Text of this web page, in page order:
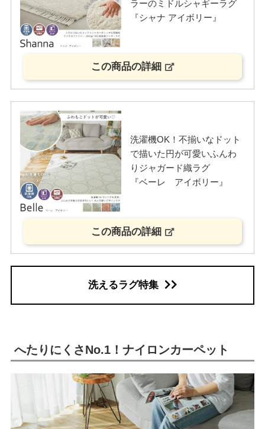
ラーのミドルシャギーラグ
『シャナ アイボリー』
この商品の詳細
洗濯機OK！不揃いなドット
で描いた円が可愛いふんわ
りジャガード織ラグ
『ベーレ アイボリー』
この商品の詳細
洗えるラグ特集
へたりにくさNo.1！ナイロンカーペット